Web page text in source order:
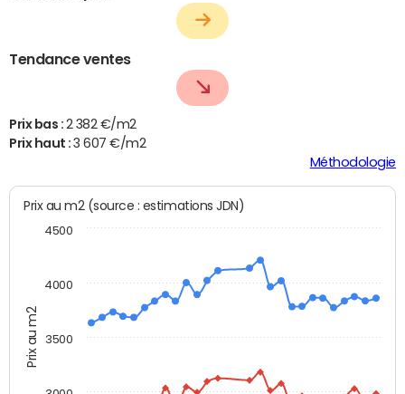
Tendance ventes
Prix bas : 2 382 €/m2
Prix haut :3 607 €/m2
Méthodologie
Prix au m2
Prix au m2 (source : estimations JDN)
3500
4000
4500